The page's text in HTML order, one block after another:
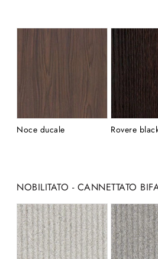
Noce ducale Rovere
NOBILITATO - CANNETTATO